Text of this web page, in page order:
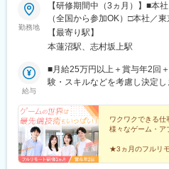
橋駅、南行橋駅、長崎駅(長崎
西大分駅、熊本駅、南宮崎駅
市電)、那覇空港駅(鉄道)、県
前駅、神奈川駅、羽田空港第１
前駅(長野県)、桜橋駅(富山県)
山駅前駅、市役所前駅(愛媛県)
橋駅、海老名駅(相鉄・小田急)
工機前駅、中央前橋駅、西桐生
曽根田駅、近鉄名古屋駅、大須
第一通り駅、新西金沢駅、西
市駅、上栄町駅、大阪梅田駅(
勤務地
【研修期間中（3ヵ月）】■本
（全国から参加OK）□本社／
線「本蓮沼駅」より徒歩4分└
9分【研修終了後】■東京23区
ん。※すべて徒歩10分以内の駅
ト・在宅勤務・リモートワー
【最寄り駅】
本蓮沼駅、志村坂上駅
給与
■月給25万円以上＋賞与年2回
験・スキルなどを考慮し決定
（期間中は月給23万円以上で
がある方は、現職・前職給与
り。個人の頑張りに応じて評価
（経験2年入社）年収750万円
5年入社）
ワクワクできる仕
様々なゲーム・ア
★3ヵ月のフルリ